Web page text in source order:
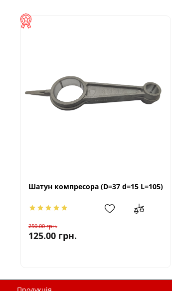
Шатун компресора (D=37 d=15 L=105)
250.00грн.
125.00 грн.